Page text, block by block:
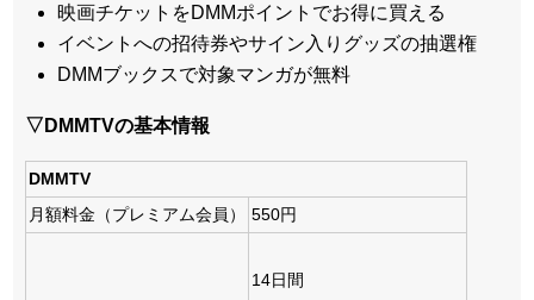
映画チケットをDMMポイントでお得に買える
イベントへの招待券やサイン入りグッズの抽選権
DMMブックスで対象マンガが無料
▽DMMTVの基本情報
DMMTV
月額料金（プレミアム会員）
550円
14日間